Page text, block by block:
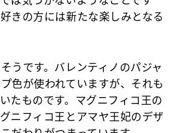
きの方には新たな楽しみとなる
そうです。バレンティノのパジャ
色が使われていますが、それも
たものです。マグニフィコ王の
ニフィコ王とアマヤ王妃のデザ